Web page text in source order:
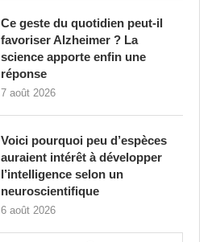
Ce geste du quotidien peut-il
favoriser Alzheimer ? La
science apporte enfin une
réponse
7 août 2026
Voici pourquoi peu d’espèces
auraient intérêt à développer
l’intelligence selon un
neuroscientifique
6 août 2026